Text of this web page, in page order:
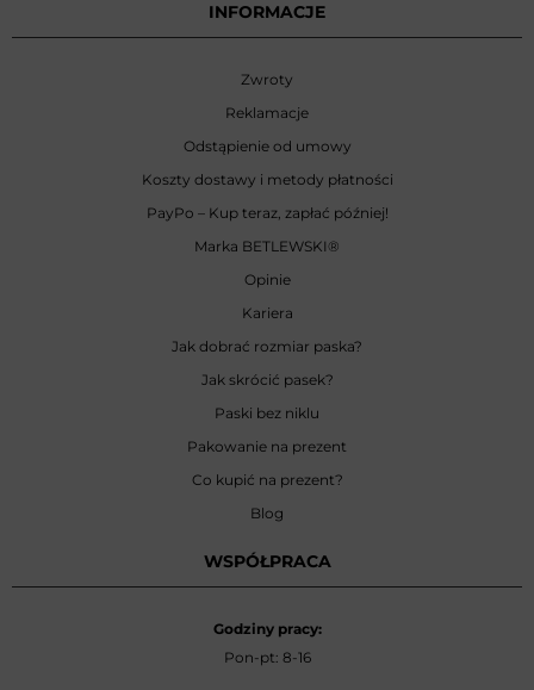
INFORMACJE
Zwroty
Reklamacje
Odstąpienie od umowy
Koszty dostawy i metody płatności
PayPo – Kup teraz, zapłać później!
Marka BETLEWSKI®
Opinie
Kariera
Jak dobrać rozmiar paska?
Jak skrócić pasek?
Paski bez niklu
Pakowanie na prezent
Co kupić na prezent?
Blog
WSPÓŁPRACA
Godziny pracy:
Pon-pt: 8-16